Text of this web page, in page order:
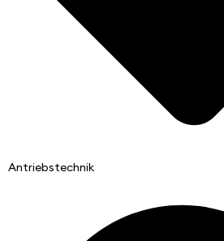
Antriebstechnik